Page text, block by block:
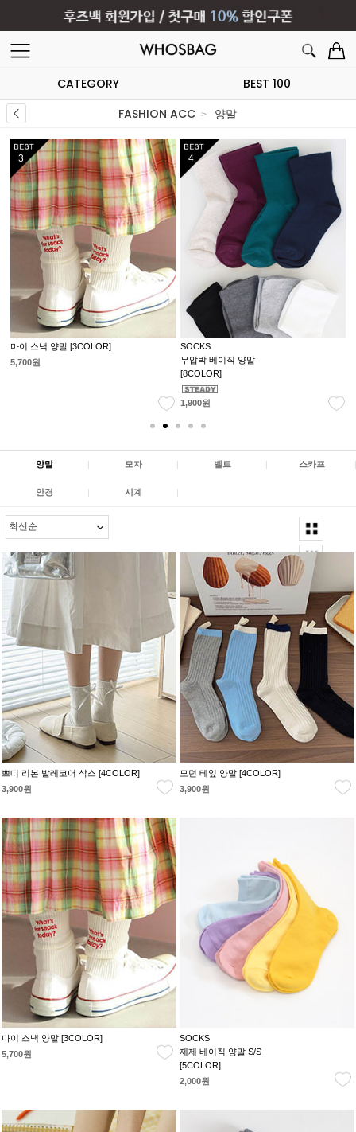
CATEGORY
BEST 100
FASHION ACC
양말
5
SOCKS
데일리 골지 양말
6
SOCKS
모던 패턴 삭스
[5COLOR]
2,000원
양말 | 모자 | 벨트 | 스카프 |
안경 | 시계 |
쁘띠 리본 발레코어 삭스 [4COLOR]
3,900원
모던 테잎 양말 [4COLOR]
3,900원
마이 스낵 양말 [3COLOR]
5,700원
SOCKS
제제 베이직 양말 S/S
[5COLOR]
2,000원